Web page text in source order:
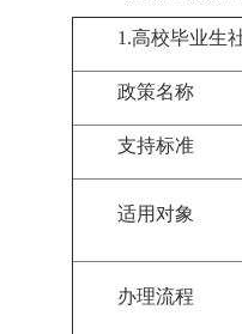
1.高校毕业生
政策名称
支持标准
适用对象
办理流程